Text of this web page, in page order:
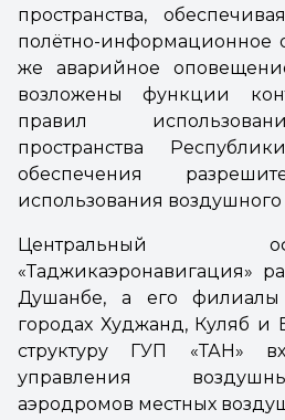
пространства,
полётно-информационное
же аварийное
возложены функции
правил
пространства
обеспечения
использования воздушного
«Таджикаэронавигация»
Душанбе, а его
городах Худжанд, Куляб и
структуру ГУП «ТАН»
управления
аэродромов местных